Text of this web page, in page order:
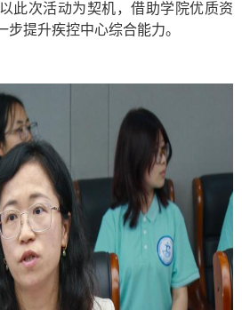
此次活动为契机，借助学院优质资
提升疾控中心综合能力。